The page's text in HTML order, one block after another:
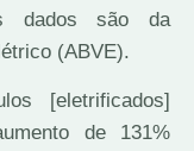
dados são da
(ABVE).
[eletrificados]
de 131%